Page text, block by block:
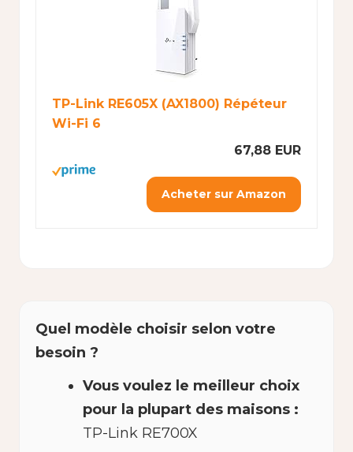
TP-Link RE605X (AX1800) Répéteur
Wi-Fi 6
67,88 EUR
Acheter sur Amazon
Quel modèle choisir selon votre
besoin ?
Vous voulez le meilleur choix
pour la plupart des maisons :
TP-Link RE700X